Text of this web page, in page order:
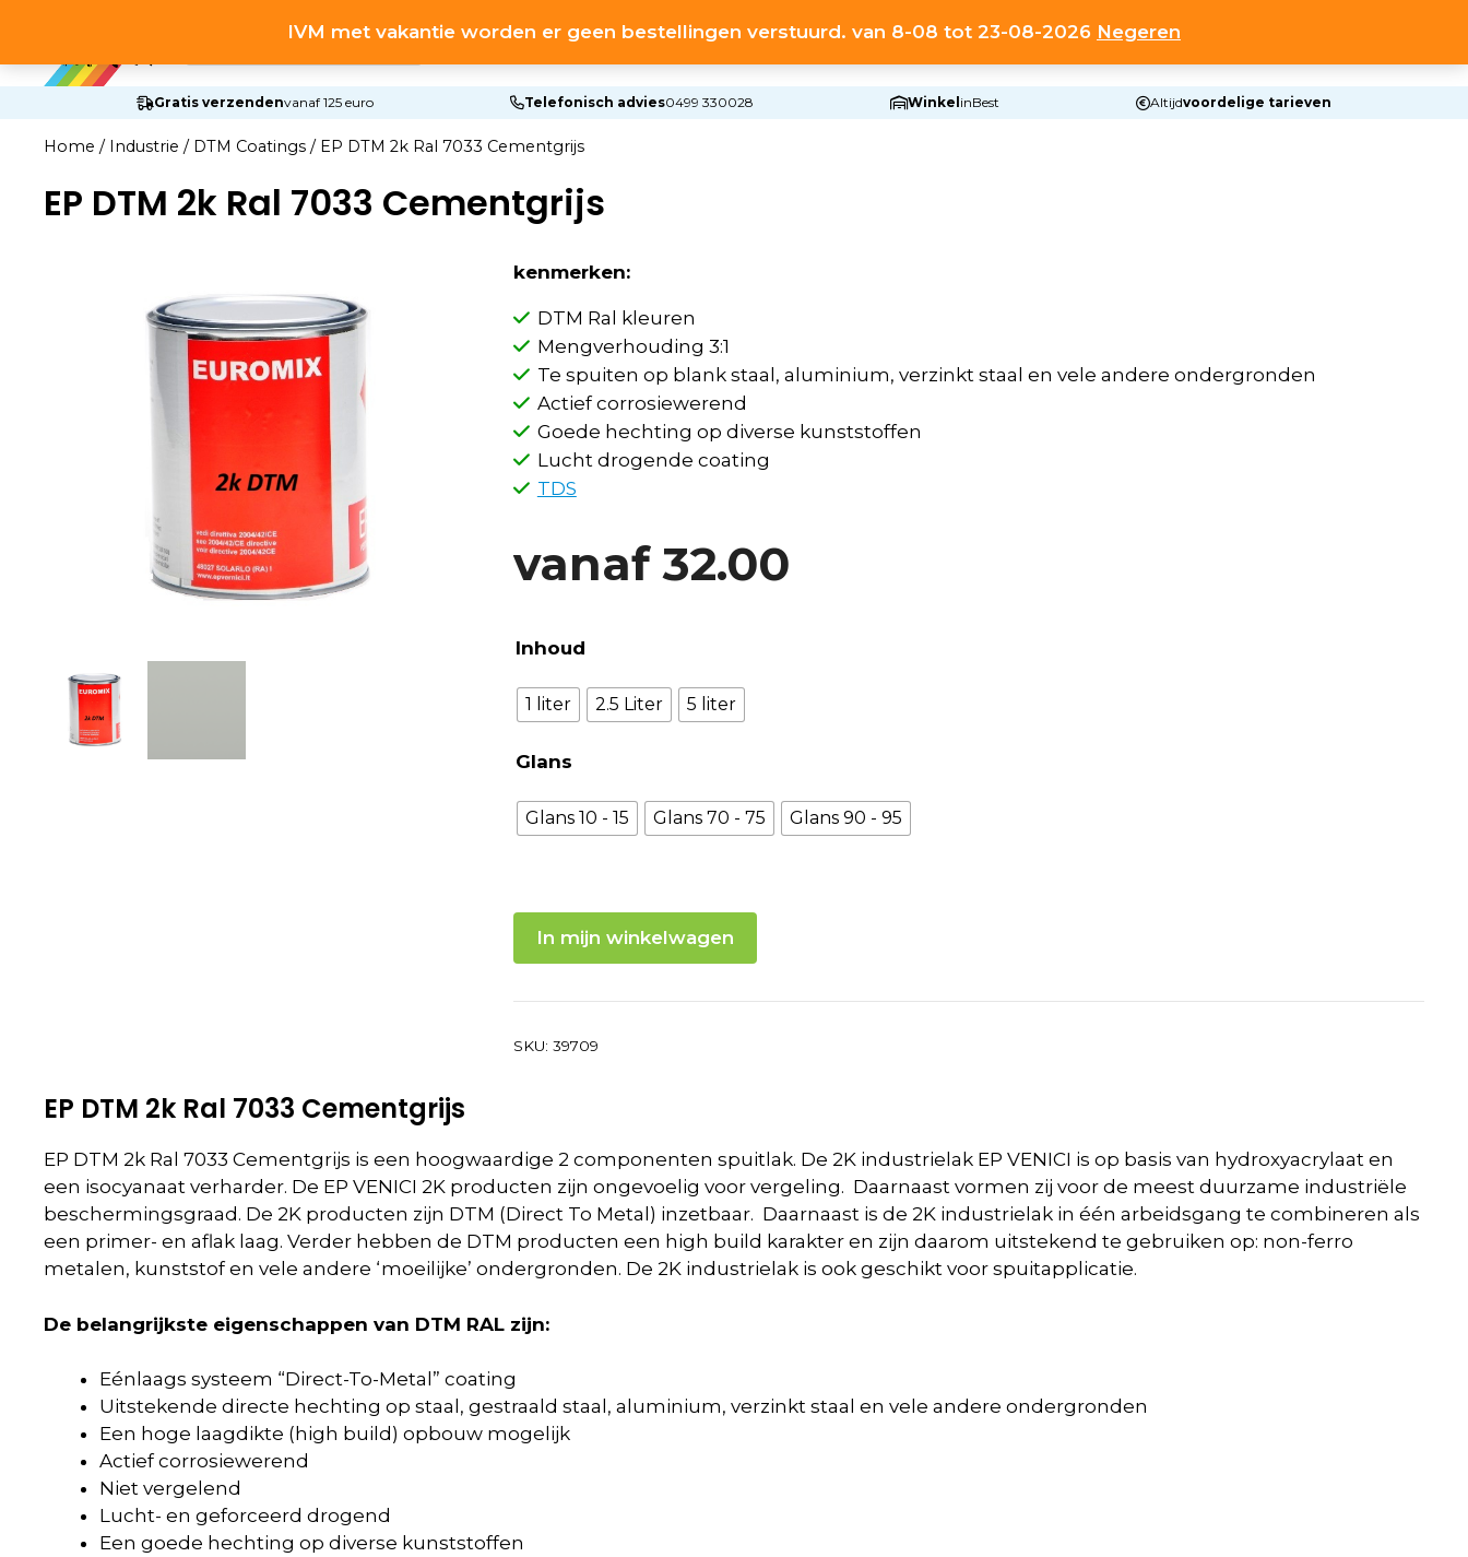
IVM met vakantie worden er geen bestellingen verstuurd. van 8-08 tot 23-08-2026 Negeren
de
HOME SHOP OVER ONS
Gratis verzendenvanaf 125 euro Telefonisch advies0499 330028 Winkel inBest Altijdvoordelige tarieven
Home / Industrie / DTM Coatings / EP DTM 2k Ral 7033 Cementgrijs
EP DTM 2k Ral 7033 Cementgrijs
kenmerken:
DTM Ral kleuren
Mengverhouding 3:1
Te spuiten op blank staal, aluminium, verzinkt staal en vele andere ondergronden
Actief corrosiewerend
Goede hechting op diverse kunststoffen
Lucht drogende coating
TDS
vanaf32.00
Inhoud
1 liter 2.5 Liter 5 liter
Glans
Glans 10 - 15 Glans 70 - 75 Glans 90 - 95
In mijn winkelwagen
SKU: 39709
EP DTM 2k Ral 7033 Cementgrijs
EP DTM 2k Ral 7033 Cementgrijs is een hoogwaardige 2 componenten spuitlak. De 2K industrielak EP VENICI is op basis van hydroxyacrylaat en
een isocyanaat verharder. De EP VENICI 2K producten zijn ongevoelig voor vergeling. Daarnaast vormen zij voor de meest duurzame industriële
beschermingsgraad. De 2K producten zijn DTM (Direct To Metal) inzetbaar. Daarnaast is de 2K industrielak in één arbeidsgang te combineren als
een primer- en aflak laag. Verder hebben de DTM producten een high build karakter en zijn daarom uitstekend te gebruiken op: non-ferro
metalen, kunststof en vele andere ‘moeilijke’ ondergronden. De 2K industrielak is ook geschikt voor spuitapplicatie.
De belangrijkste eigenschappen van DTM RAL zijn:
Eénlaags systeem “Direct-To-Metal” coating
Uitstekende directe hechting op staal, gestraald staal, aluminium, verzinkt staal en vele andere ondergronden
Een hoge laagdikte (high build) opbouw mogelijk
Actief corrosiewerend
Niet vergelend
Lucht- en geforceerd drogend
Een goede hechting op diverse kunststoffen